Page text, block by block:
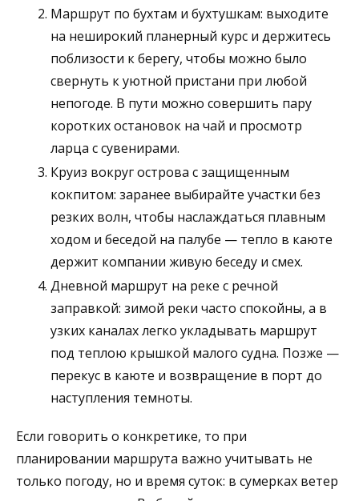
Маршрут по бухтам и бухтушкам: выходите
на неширокий планерный курс и держитесь
поблизости к берегу, чтобы можно было
свернуть к уютной пристани при любой
непогоде. В пути можно совершить пару
коротких остановок на чай и просмотр
ларца с сувенирами.
Круиз вокруг острова с защищенным
кокпитом: заранее выбирайте участки без
резких волн, чтобы наслаждаться плавным
ходом и беседой на палубе — тепло в каюте
держит компании живую беседу и смех.
Дневной маршрут на реке с речной
заправкой: зимой реки часто спокойны, а в
узких каналах легко укладывать маршрут
под теплою крышкой малого судна. Позже —
перекус в каюте и возвращение в порт до
наступления темноты.
Если говорить о конкретике, то при
планировании маршрута важно учитывать не
только погоду, но и время суток: в сумерках ветер